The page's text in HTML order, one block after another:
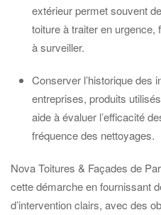
extérieur permet souvent
toiture à traiter en
à surveiller.
Conserver l’historique des
entreprises, produits
aide à évaluer l’efficacité
fréquence des nettoyages.
Nova Toitures & Façades de
cette démarche en fournissant
d’intervention clairs, avec des